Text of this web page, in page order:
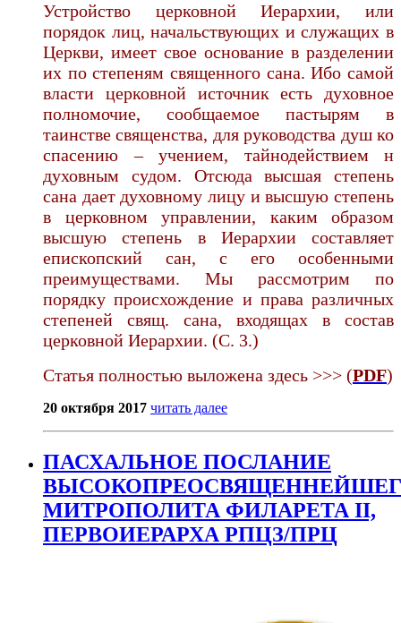
Устройство церковной Иерархии, или
порядок лиц, начальствующих и служащих в
Церкви, имеет свое основание в разделении
их по степеням священного сана. Ибо самой
власти церковной источник есть духовное
полномочие, сообщаемое пастырям в
таинстве священства, для руководства душ ко
спасению – учением, тайнодействием н
духовным судом. Отсюда высшая степень
сана дает духовному лицу и высшую степень
в церковном управлении, каким образом
высшую степень в Иерархии составляет
епископский сан, с его особенными
преимуществами. Мы рассмотрим по
порядку происхождение и права различных
степеней свящ. сана, входящах в состав
церковной Иерархии. (С. 3.)
Статья полностью выложена здесь >>> (PDF)
20 октября 2017 читать далее
ПАСХАЛЬНОЕ ПОСЛАНИЕ
МИТРОПОЛИТА ФИЛАРЕТА II,
ПЕРВОИЕРАРХА РПЦЗ/ПРЦ